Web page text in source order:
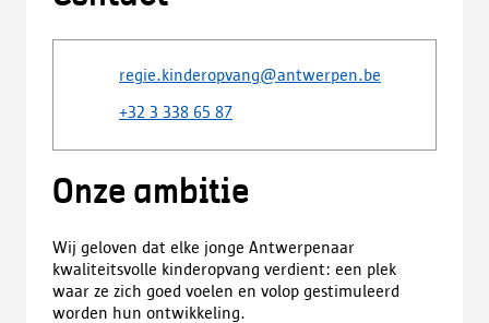
regie.kinderopvang@antwerpen.be
+32 3 338 65 87
Onze ambitie
Wij geloven dat elke jonge Antwerpenaar
kwaliteitsvolle kinderopvang verdient: een plek
waar ze zich goed voelen en volop gestimuleerd
worden hun ontwikkeling.